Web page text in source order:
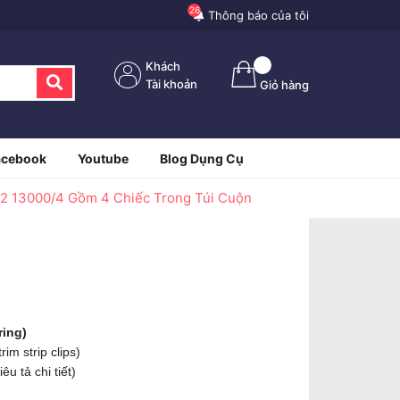
Thông báo của tôi
26
Giỏ hàng
Khách
Tài khoản
Youtube Blog Dụng Cụ
13000/4 Gồm 4 Chiếc Trong Túi Cuộn
strip clips)
tả chi tiết)